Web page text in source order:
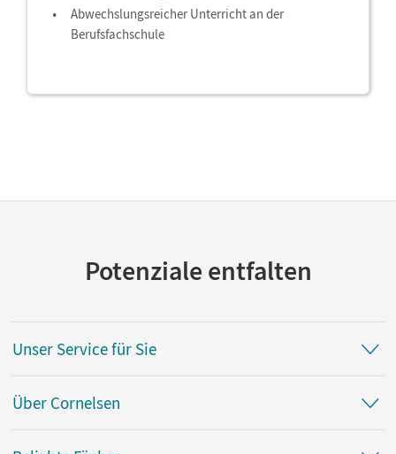
Abwechslungsreicher Unterricht an der
Berufsfachschule
Potenziale entfalten
Unser Service für Sie
Über Cornelsen